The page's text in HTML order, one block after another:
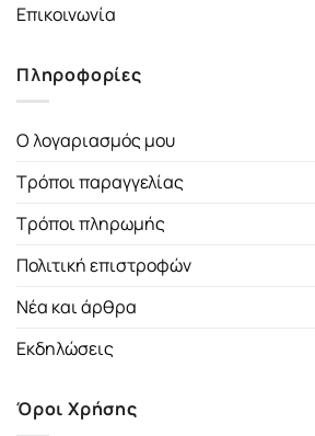
Επικοινωνία
Πληροφορίες
Ο λογαριασμός μου
Τρόποι παραγγελίας
Τρόποι πληρωμής
Πολιτική επιστροφών
Νέα και άρθρα
Εκδηλώσεις
Όροι Χρήσης